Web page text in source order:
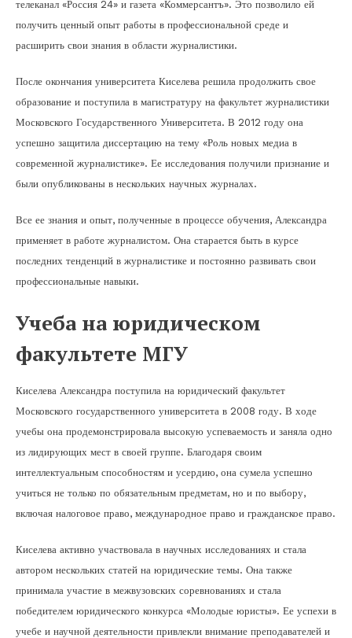
телеканал «Россия 24» и газета «Коммерсантъ». Это позволило ей
получить ценный опыт работы в профессиональной среде и
расширить свои знания в области журналистики.
После окончания университета Киселева решила продолжить свое
образование и поступила в магистратуру на факультет журналистики
Московского Государственного Университета. В 2012 году она
успешно защитила диссертацию на тему «Роль новых медиа в
современной журналистике». Ее исследования получили признание и
были опубликованы в нескольких научных журналах.
Все ее знания и опыт, полученные в процессе обучения, Александра
применяет в работе журналистом. Она старается быть в курсе
последних тенденций в журналистике и постоянно развивать свои
профессиональные навыки.
Учеба на юридическом
факультете МГУ
Киселева Александра поступила на юридический факультет
Московского государственного университета в 2008 году. В ходе
учебы она продемонстрировала высокую успеваемость и заняла одно
из лидирующих мест в своей группе. Благодаря своим
интеллектуальным способностям и усердию, она сумела успешно
учиться не только по обязательным предметам, но и по выбору,
включая налоговое право, международное право и гражданское право.
Киселева активно участвовала в научных исследованиях и стала
автором нескольких статей на юридические темы. Она также
принимала участие в межвузовских соревнованиях и стала
победителем юридического конкурса «Молодые юристы». Ее успехи в
учебе и научной деятельности привлекли внимание преподавателей и